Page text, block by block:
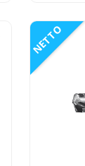
NETTO